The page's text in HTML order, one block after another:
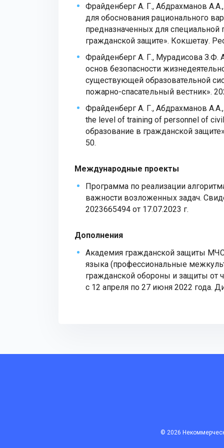
Фрайденберг А. Г., Абдрахманов
для обоснования рационального
предназначенных для специальной
гражданской защите». Кокшетау.
Фрайденберг А. Г., Мурадисова З.Ф.
основ безопасности
существующей образовательной
пожарно-спасательный вестник».
Фрайденберг А. Г., Абдрахманов
the level of training of personnel of
образование в гражданской
50.
Международные проекты
Программа по реализации
важности возложенных задач.
2023665494 от 17.07.2023 г.
Дополнения
Академия гражданской защиты МЧС
языка (профессиональные
гражданской обороны и защиты от
с 12 апреля по 27 июня 2022 года.
© 2026